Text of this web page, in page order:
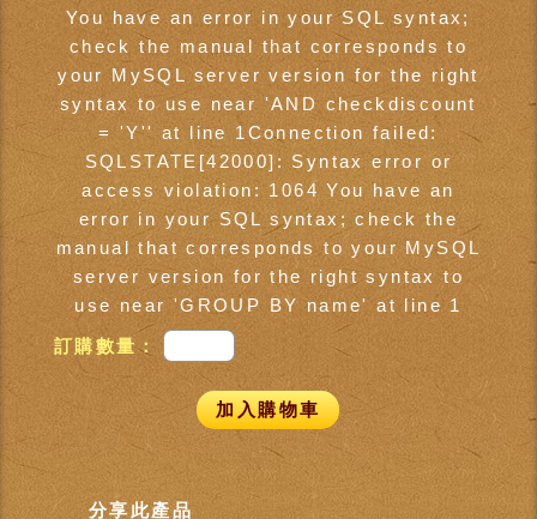
You have an error in your SQL syntax;
check the manual that corresponds to
your MySQL server version for the right
syntax to use near 'AND checkdiscount
= 'Y'' at line 1Connection failed:
SQLSTATE[42000]: Syntax error or
access violation: 1064 You have an
error in your SQL syntax; check the
manual that corresponds to your MySQL
server version for the right syntax to
use near 'GROUP BY name' at line 1
訂購數量：
加入購物車
分享此產品